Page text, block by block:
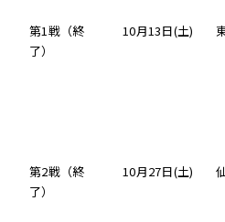
第1戦（終
了）
10月13日(土)
第2戦（終
了）
10月27日(土)